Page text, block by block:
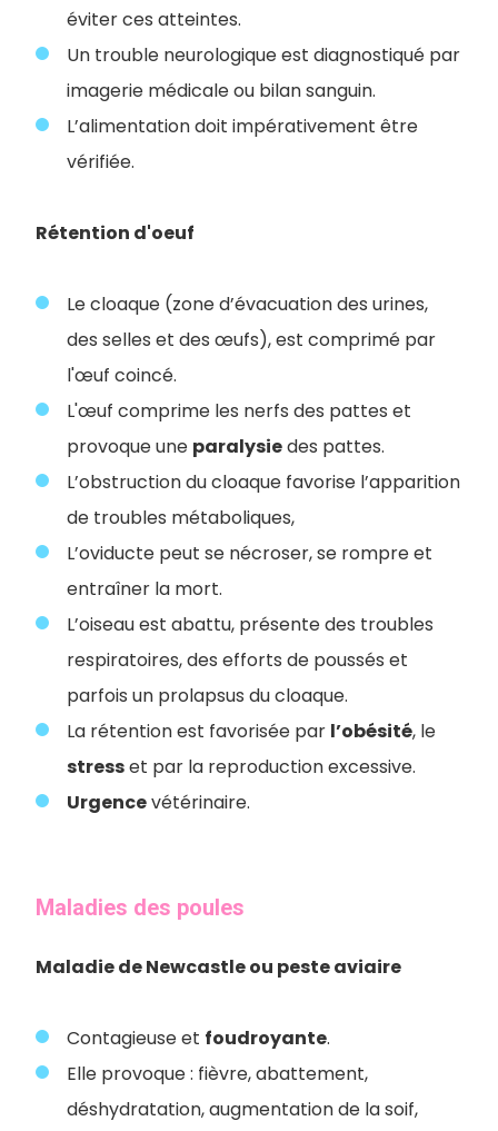
éviter ces atteintes.
Un trouble neurologique est diagnostiqué par
imagerie médicale ou bilan sanguin.
L’alimentation doit impérativement être
vérifiée.
Rétention d'oeuf
Le cloaque (zone d’évacuation des urines,
des selles et des œufs), est comprimé par
l'œuf coincé.
L'œuf comprime les nerfs des pattes et
provoque une paralysiedes pattes.
L’obstruction du cloaque favorise l’apparition
de troubles métaboliques,
L’oviducte peut se nécroser, se rompre et
entraîner la mort.
L’oiseau est abattu, présente des troubles
respiratoires, des efforts de poussés et
parfois un prolapsus du cloaque.
La rétention est favorisée par l’obésité, le
stresset par la reproduction excessive.
Urgencevétérinaire.
Maladies des poules
Maladie de Newcastle ou peste aviaire
Contagieuse et foudroyante.
Elle provoque : fièvre, abattement,
déshydratation, augmentation de la soif,